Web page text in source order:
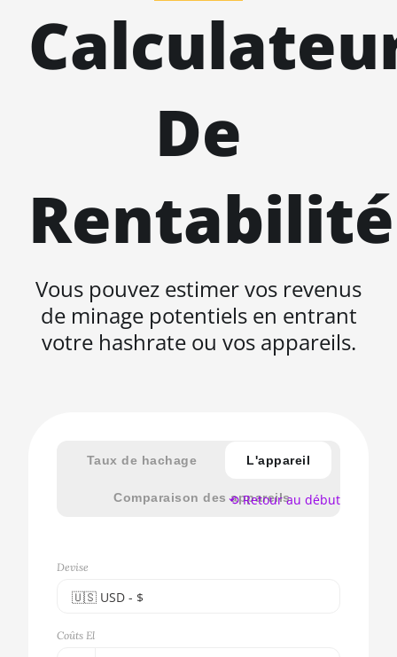
De
Rentabilité
Vous pouvez estimer vos revenus
de minage potentiels en entrant
votre hashrate ou vos appareils.
Taux de hachage L'appareil
Comparaison des appareils
Devise
🇺🇸ㅤ USD - $
🇪🇺ㅤ EUR - €
Coûts El
⟲ Retour au début